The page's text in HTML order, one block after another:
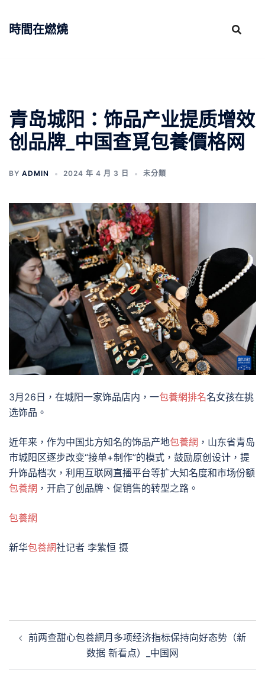
時間在燃燒
青岛城阳：饰品产业提质增效
创品牌_中国查覓包養價格网
BY ADMIN 2024 年 4 月 3 日 未分類
3月26日，在城阳一家饰品店内，一包養網排名名女孩在挑
选饰品。
近年来，作为中国北方知名的饰品产地包養網 ，山东省青岛
市城阳区逐步改变“接单+制作”的模式，鼓励原创设计，提
升饰品档次，利用互联网直播平台等扩大知名度和市场份额
包養網 ，开启了创品牌、促销售的转型之路。
包養網
新华包養網社记者 李紫恒 摄
章 前两查甜心包養網月多项经济指标保持向好态势（新
数据 新看点）_中国网